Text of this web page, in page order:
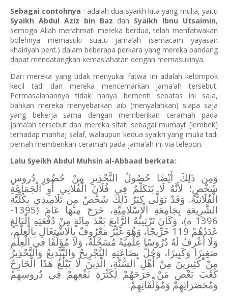
Sebagai contohnya : adalah dua syaikh kita yang mulia, yaitu
Syaikh Abdul Aziz bin Baz dan Syaikh Ibnu Utsaimin,
semoga Allah merahmati mereka berdua, telah menfatwakan
bolehnya memasuki suatu jama’ah (semacam yayasan
khairiyah pent.) dalam beberapa perkara yang mereka pandang
dapat mendatangkan kemaslahatan dengan memasukinya.
Dari mereka yang tidak menyukai fatwa ini adalah kelompok
kecil tadi dan mereka mencemarkan jama’ah tersebut.
Permasalahannya tidak hanya berhenti sebatas ini saja,
bahkan mereka menyebarkan aib (menyalahkan) siapa saja
yang bekerja sama dengan memberikan ceramah pada
jama’ah tersebut dan mereka sifati sebagai mumayi’ [lembek]
terhadap manhaj salaf, walaupun kedua syaikh yang mulia tadi
pernah memberikan ceramah pada jama’ah ini via telepon.
Lalu Syeikh Abdul Muhsin al-Abbaad berkata:
وَمِن ذَلِكَ أَيْضًا حُصُولُ التَّحْذِيرِ مِنْ حُضُورِ دُروسِ
شَخْصٍ؛ لأَنَّهُ لَا يَتَكَلَّمُ فِي فُلَانَ الْفُلانِي أَوِ الْجَمَاعَةِ
الْفُلَانِيَّةِ. وَقَدْ تَوَلَّى كِبَرُ ذَلِكَ شَخْصٌ مِن تَلَامِيذِي بِكُلِّيَّةِ
الشَّرِيعَةِ بِجَامِعَةِ الْإِسْلَامِيَّةِ، خَرَجَ مِنْهَا عَامَ (1395-
1396 ه)، وَكَانَ تَرْتِيبُهُ الرَّابِعَ بَعْدَ مِائَةٍ مِنْ دُفْعَتِهِ الْبَالِغِ
عَدَدُهُمْ 119 خَرِّيجًا، وَهُوَ غَيْرُ مَعْرُوفٌ بِالاشْتِغَالِ بِالْعِلْمِ،
وَلَا أَعْرِفُ لَهُ دُرُوسًا عِلْمِيَّةً مُسَجَّلَةً، وَلَا مُؤَلِّفًا في الْعِلْمِ
صَغِيٍرًا وَكَبِيرًا، وَجُلُّ بِضَاعَتِهِ التَّجْرِيحُ وَالتَّبْديعُ وَالتَّحْذِيرُ
مِنْ كَثِيرِينَ مِنْ أَهْلِ السُّنَّةِ، الَّذِينَ لَا يَبْلُغُ هَذَا الْجَارِحُ
كَعْبَ بَعْضِ مَنْ جَرَحَهُمْ لِكَثْرَةِ نَفْعِهِمْ فِي دُروسِهِمْ
وَمُحَضَرَاتِهِمْ وَمُؤَلِّفَاتِهِمْ.